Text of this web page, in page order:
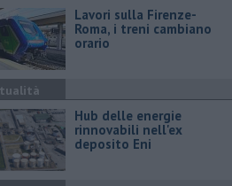
Lavori sulla Firenze-
Roma, i treni cambiano
orario
Hub delle energie
rinnovabili nell'ex
deposito Eni